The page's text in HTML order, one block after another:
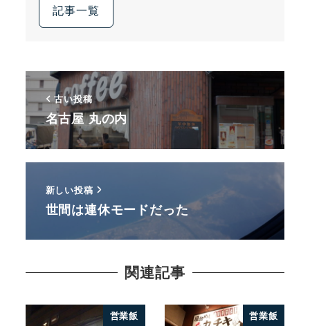
記事一覧
古い投稿
名古屋 丸の内
新しい投稿
世間は連休モードだった
関連記事
営業飯 営業飯